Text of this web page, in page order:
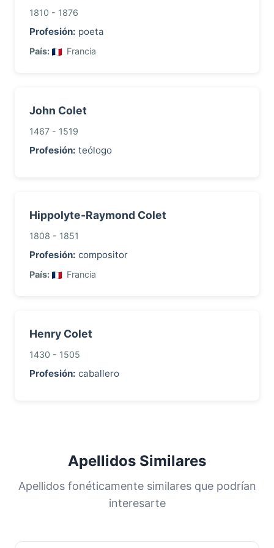
1810 - 1876
Profesión: poeta
País: Francia
John Colet
1467 - 1519
Profesión: teólogo
Hippolyte-Raymond Colet
1808 - 1851
Profesión: compositor
País: Francia
Henry Colet
1430 - 1505
Profesión: caballero
Apellidos Similares
Apellidos fonéticamente similares que podrían
interesarte